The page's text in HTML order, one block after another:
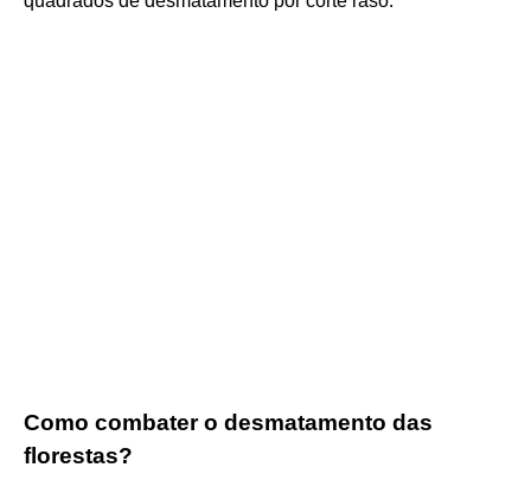
Como combater o desmatamento das
florestas?